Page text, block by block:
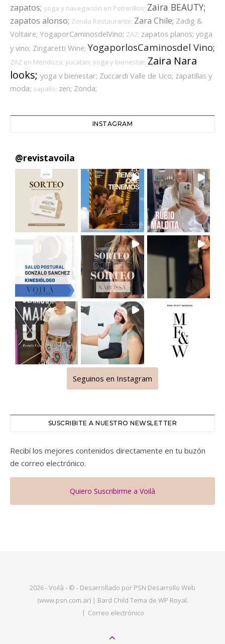
zapatos; yoga y navegación en Potrerillos; Zaira BEAUTY;
zapatos alonso; Zonda Restaurante; Zara Chile; Zadig &
Voltaire; YogaporCaminosdelVino; ZAZ; zapatos planos; yoga
y vino; Zingaretti Wine;YogaporlosCaminosdel Vino;
ZAZ en Mendoza; yucatan; yoga y bienestar; Zaira Nara
looks; yoga v bienestar; Zuccardi Valle de Uco; zapatillas y
moda; zapallo; zen; Zonda;
INSTAGRAM
@revistavoila
Seguinos en Instagram
SUSCRIBITE A NUESTRO NEWSLETTER
Recibí los mejores contenidos directamente en tu buzón
de correo electrónico.
Quiero Suscribirme a Voilà
2026 - Voilà - © - Desarrollado por PSN Desarrollo Web
(www.psn.com.ar) | Bard Child Tema de WP Royal.
Correo electrónico